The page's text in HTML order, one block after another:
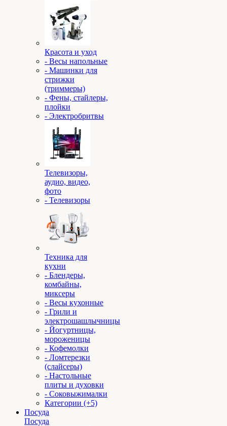
Красота и уход
- Весы напольные
- Машинки для
стрижки
(триммеры)
- Фены, стайлеры,
плойки
- Электробритвы
Телевизоры,
аудио, видео,
фото
- Телевизоры
Техника для
кухни
- Блендеры,
комбайны,
миксеры
- Весы кухонные
- Грили и
электрошашлычницы
- Йогуртницы,
мороженицы
- Кофемолки
- Ломтерезки
(слайсеры)
- Настольные
плиты и духовки
- Соковыжималки
Категории (+5)
Посуда
Посуда